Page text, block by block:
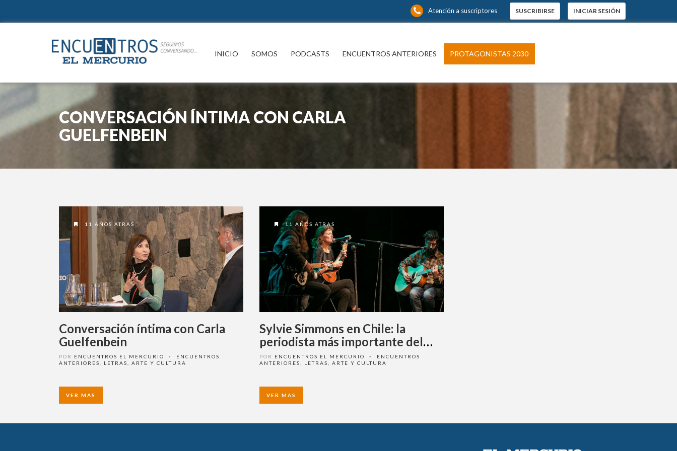
SUSCRIBIRSE INICIAR SESIÓN
Atención a suscriptores
INICIO SOMOS PODCASTS ENCUENTROS ANTERIORES PROTAGONISTAS 2030
CONVERSACIÓN ÍNTIMA CON CARLA
GUELFENBEIN
11 AÑOS ATRAS
Conversación íntima con Carla
Guelfenbein
POR ENCUENTROS EL MERCURIO •
ENCUENTROS
ANTERIORES
LETRAS, ARTE Y CULTURA
VER MAS
11 AÑOS ATRAS
Sylvie Simmons en Chile: la
periodista más importante del
rock
POR ENCUENTROS EL MERCURIO •
ENCUENTROS
ANTERIORES
LETRAS, ARTE Y CULTURA
VER MAS